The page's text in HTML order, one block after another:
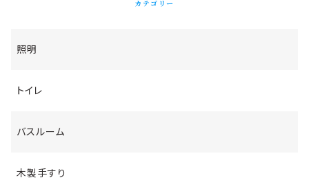
照明
トイレ
バスルーム
木製手すり